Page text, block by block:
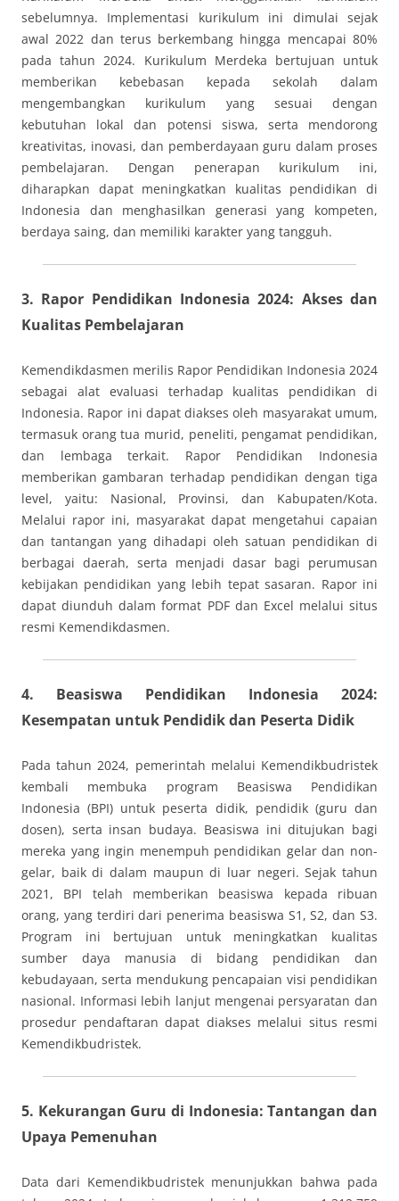
sebelumnya. Implementasi kurikulum ini dimulai sejak
awal 2022 dan terus berkembang hingga mencapai 80%
pada tahun 2024. Kurikulum Merdeka bertujuan untuk
memberikan kebebasan kepada sekolah dalam
mengembangkan kurikulum yang sesuai dengan
kebutuhan lokal dan potensi siswa, serta mendorong
kreativitas, inovasi, dan pemberdayaan guru dalam proses
pembelajaran. Dengan penerapan kurikulum ini,
diharapkan dapat meningkatkan kualitas pendidikan di
Indonesia dan menghasilkan generasi yang kompeten,
berdaya saing, dan memiliki karakter yang tangguh.
3. Rapor Pendidikan Indonesia 2024: Akses dan
Kualitas Pembelajaran
Kemendikdasmen merilis Rapor Pendidikan Indonesia 2024
sebagai alat evaluasi terhadap kualitas pendidikan di
Indonesia. Rapor ini dapat diakses oleh masyarakat umum,
termasuk orang tua murid, peneliti, pengamat pendidikan,
dan lembaga terkait. Rapor Pendidikan Indonesia
memberikan gambaran terhadap pendidikan dengan tiga
level, yaitu: Nasional, Provinsi, dan Kabupaten/Kota.
Melalui rapor ini, masyarakat dapat mengetahui capaian
dan tantangan yang dihadapi oleh satuan pendidikan di
berbagai daerah, serta menjadi dasar bagi perumusan
kebijakan pendidikan yang lebih tepat sasaran. Rapor ini
dapat diunduh dalam format PDF dan Excel melalui situs
resmi Kemendikdasmen.
4. Beasiswa Pendidikan Indonesia 2024:
Kesempatan untuk Pendidik dan Peserta Didik
Pada tahun 2024, pemerintah melalui Kemendikbudristek
kembali membuka program Beasiswa Pendidikan
Indonesia (BPI) untuk peserta didik, pendidik (guru dan
dosen), serta insan budaya. Beasiswa ini ditujukan bagi
mereka yang ingin menempuh pendidikan gelar dan non-
gelar, baik di dalam maupun di luar negeri. Sejak tahun
2021, BPI telah memberikan beasiswa kepada ribuan
orang, yang terdiri dari penerima beasiswa S1, S2, dan S3.
Program ini bertujuan untuk meningkatkan kualitas
sumber daya manusia di bidang pendidikan dan
kebudayaan, serta mendukung pencapaian visi pendidikan
nasional. Informasi lebih lanjut mengenai persyaratan dan
prosedur pendaftaran dapat diakses melalui situs resmi
Kemendikbudristek.
5. Kekurangan Guru di Indonesia: Tantangan dan
Upaya Pemenuhan
Data dari Kemendikbudristek menunjukkan bahwa pada